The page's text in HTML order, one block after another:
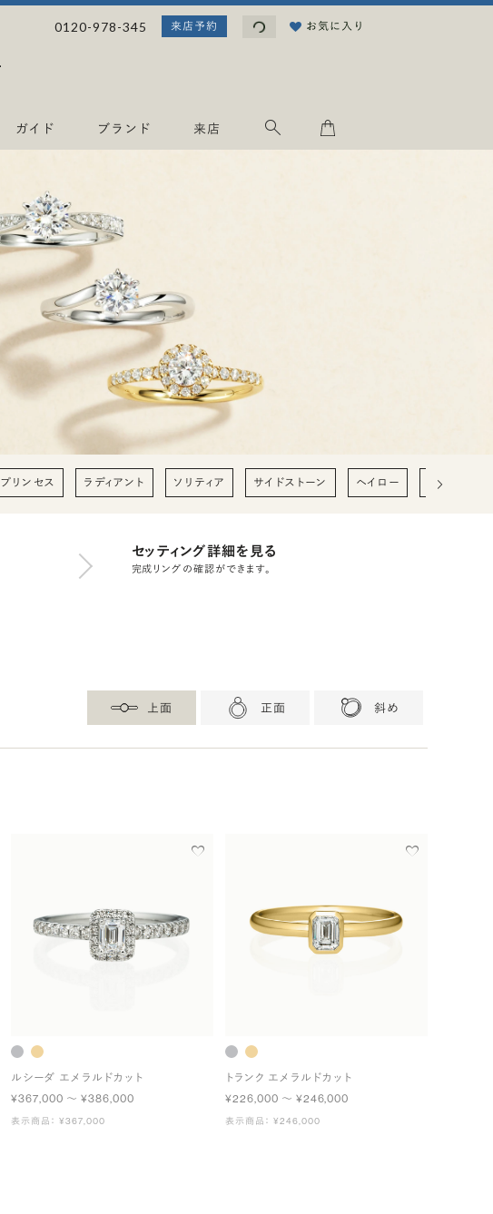
0120-978-345 来店予約
.
.
お気に入り
ガイド ブランド 来店
プリンセス ラディアント ソリティア サイドストーン ヘイロー 0.2ct
セッティング詳細を見る
完成リングの確認ができます。
上面 正面 斜め
ルシーダ エメラルドカット
¥367,000 〜 ¥386,000
表示商品： ¥367,000
トランク エメラルドカット
¥226,000 〜 ¥246,000
表示商品： ¥246,000